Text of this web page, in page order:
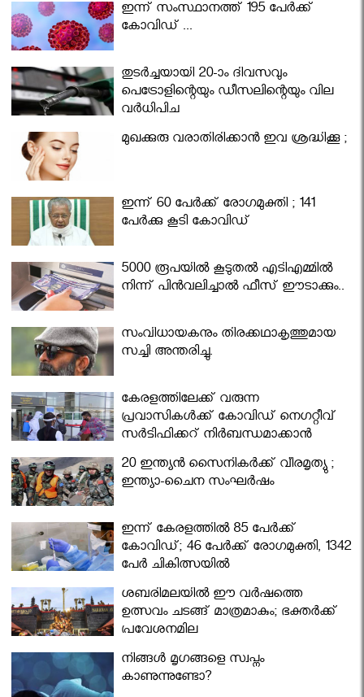
ഇന്ന് സംസ്ഥാനത്ത് 195 പേര്‍ക്ക്
കോവിഡ് ...
തുടർച്ചയായി 20-ാം ദിവസവും
പെട്രോളിന്റെയും ഡീസലിന്റെയും വില
വര്‍ധിപ്പിച്ചു
മുഖക്കുരു വരാതിരിക്കാന്‍ ഇവ ശ്രദ്ധിക്കൂ ;
ഇന്ന് 60 പേർക്ക് രോഗമുക്തി ; 141
പേര്‍ക്കു കൂടി കോവിഡ്
5000 രൂപയിൽ കൂടുതൽ എടിഎമ്മിൽ
നിന്ന് പിൻവലിച്ചാൽ ഫീസ് ഈടാക്കും..
സംവിധായകനും തിരക്കഥാകൃത്തുമായ
സച്ചി അന്തരിച്ചു.
കേരളത്തിലേക്ക് വരുന്ന
പ്രവാസികള്‍ക്ക് കോവിഡ് നെഗറ്റീവ്
സര്‍ട്ടിഫിക്കറ്റ് നിർബന്ധമാക്കാൻ
മന്ത്രിസഭ
20 ഇന്ത്യൻ സൈനികർക്ക് വീരമൃത്യു ;
ഇന്ത്യാ-ചൈന സംഘർഷം
ഇന്ന് കേരളത്തിൽ 85 പേർക്ക്
കോവിഡ്; 46 പേർക്ക് രോഗമുക്തി, 1342
പേർ ചികിത്സയിൽ
ശബരിമലയില്‍ ഈ വർഷത്തെ
ഉത്സവം ചടങ്ങ് മാത്രമാകും; ഭക്തർക്ക്
പ്രവേശനമില്ല
നിങ്ങള്‍ മൃഗങ്ങളെ സ്വപ്നം
കാണുന്നുണ്ടോ?